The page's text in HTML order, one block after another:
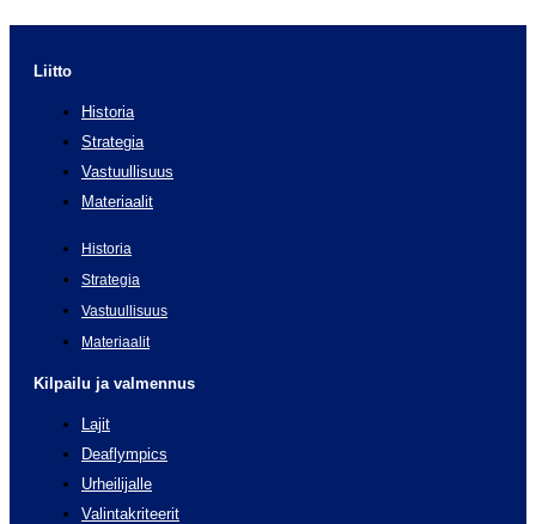
Liitto
Historia
Strategia
Vastuullisuus
Materiaalit
Historia
Strategia
Vastuullisuus
Materiaalit
Kilpailu ja valmennus
Lajit
Deaflympics
Urheilijalle
Valintakriteerit